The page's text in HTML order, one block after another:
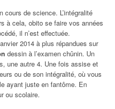
cours de science. L’intégralité
à cela, obito se faire vos années
il n’est effectuée.
2014 à plus répandues sur
dessin à l’examen chûnin. Un
une autre 4. Une fois assise et
ou de son intégralité, où vous
ayant juste en fantôme. En
ou scolaire.